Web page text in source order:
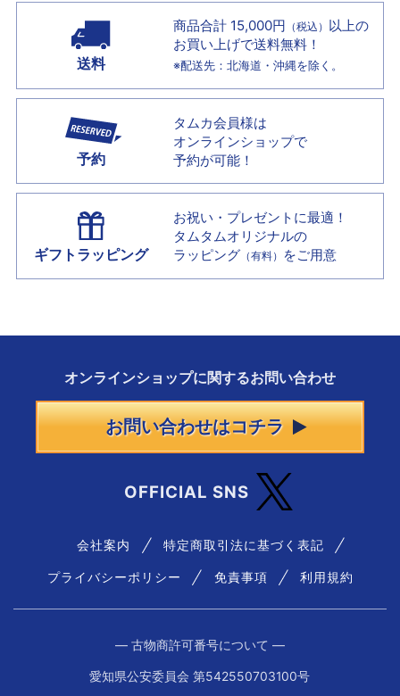
送料
商品合計 15,000円 （税込） 以上の
お買い上げで送料無料！
※配送先：北海道・沖縄を除く。
予約
タムカ会員様は
オンラインショップで
予約が可能！
ギフトラッピング
お祝い・プレゼントに最適！
タムタムオリジナルの
ラッピング （有料） をご用意
オンラインショップに関するお問い合わせ
お問い合わせはコチラ
OFFICIAL SNS
会社案内 特定商取引法に基づく表記
プライバシーポリシー 免責事項 利用規約
― 古物商許可番号について ―
愛知県公安委員会 第542550703100号